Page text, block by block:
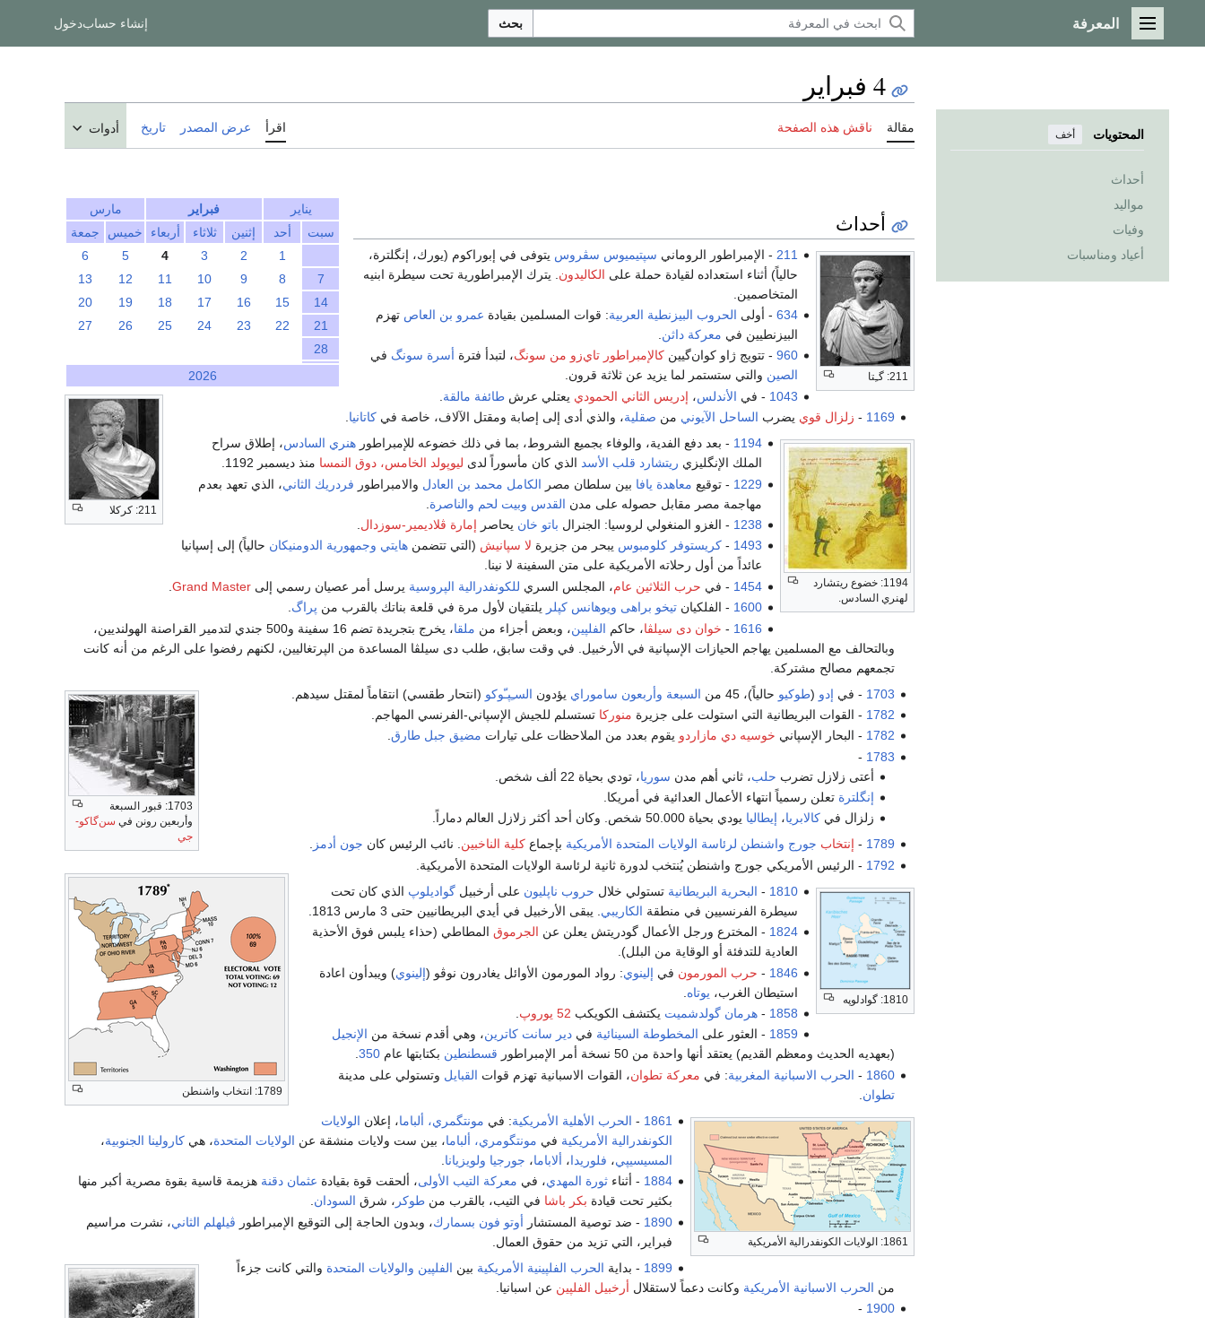
القائمة الرئيسية
المعرفة بحث إنشاء حسابدخول
المحتويات أخف
أحداث
مواليد
وفيات
أعياد ومناسبات
4 فبراير
مقالة ناقش هذه الصفحة اقرأ عرض المصدر تاريخ أدوات
يناير فبراير
مارس
سبت
أحد إثنين ثلاثاء أربعاء خميس
جمعة
1
2
3
4
5
6
7
8
9
10
11
12
13
14
15
16
17
18
19
20
21
22
23
24
25
26
27
28
2026
أحداث
211: گـِتا
211: كركلا
211 - الإمبراطور الروماني سپتيميوس سڤروس يتوفى في إبوراكوم (يورك، إنگلترة،
حالياً) أثناء استعداده لقيادة حملة على الكاليدون . يترك الإمبراطورية تحت سيطرة ابنيه
المتخاصمين.
634- أولى الحروب البيزنطية العربية: قوات المسلمين بقيادة عمرو بن العاص تهزم
البيزنطيين في معركة داثن
960- تتويج ژاو كوان‌گيين كالإمبراطور تاي‌زو من سونگ، لتبدأ فترة أسرة سونگ في
الصين والتي ستستمر لما يزيد عن ثلاثة قرون.
1043 - في الأندلس، إدريس الثاني الحمودي يعتلي عرش طائفة مالقة
1169
- زلزال قوي يضرب الساحل الآيوني من صقلية، والذي أدى إلى إصابة ومقتل الآلاف، خاصة فيكاتانيا
1194: خضوع ريتشارد
لهنري السادس.
1194 - بعد دفع الفدية، والوفاء بجميع الشروط، بما في ذلك خضوعه للإمبراطور هنري السادس، إطلاق سراح
الملك الإنگليزي ريتشارد قلب الأسد الذي كان مأسوراً لدى ليوپولد الخامس، دوق النمسا منذ ديسمبر 1192.
1229 - توقيع معاهدة يافا بين سلطان مصر الكامل محمد بن العادل والامبراطور فردريك الثاني، الذي تعهد بعدم
مهاجمة مصر مقابل حصوله على مدن القدس وبيت لحم والناصرة
1238 - الغزو المنغولي لروسيا: الجنرال باتو خان يحاصر إمارة ڤلاديمير-سوزدال
1493
- كريستوفر كلومبوس يبحر من جزيرة لا سپانيش (التي تتضمن هايتي وجمهورية الدومنيكان حالياً) إلى إسپانيا
عائداً من أول رحلاته الأمريكية على متن السفينة لا نينا.
1454 - في حرب الثلاثين عام، المجلس السري للكونفدرالية الپروسية يرسل أمر عصيان رسمي إلى Grand Master
.
1600 - الفلكيان تيخو براهى ويوهانس كپلر يلتقيان لأول مرة في قلعة بناتك بالقرب من پراگ
1616
- خوان دى سيلڤا، حاكم الفلپين، وبعض أجزاء من ملقا
، يخرج بتجريدة تضم 16 سفينة و500 جندي لتدمير القراصنة الهولنديين،
وبالتحالف مع المسلمين يهاجم الحيازات الإسپانية في الأرخبيل. في وقت سابق، طلب دى سيلڤا المساعدة من الپرتغاليين، لكنهم رفضوا على الرغم من أنه كانت
تجمعهم مصالح مشتركة.
1703: قبور السبعة
وأربعين رونن في سن‌گاكو-
جي
1703 - في إدو (طوكيو حالياً)، 45 من السبعة وأربعون ساموراي يؤدون السـِپـّوكو (انتحار طقسي) انتقاماً لمقتل سيدهم.
1782 - القوات البريطانية التي استولت على جزيرة منوركا تستسلم للجيش الإسپاني-الفرنسي المهاجم.
1782 - البحار الإسپاني خوسيه دي مازاردو يقوم بعدد من الملاحظات على تيارات مضيق جبل طارق.
1783
-
أعتى زلازل تضرب حلب، ثاني أهم مدن سوريا، تودي بحياة 22 ألف شخص.
إنگلترة تعلن رسمياً انتهاء الأعمال العدائية في أمريكا.
زلزال في كالابريا، إيطاليا يودي بحياة 50.000 شخص. وكان أحد أكثر زلازل العالم دماراً.
1789: انتخاب واشنطن
1789
- إنتخاب جورج واشنطن لرئاسة الولايات المتحدة الأمريكية بإجماعكلية الناخبين. نائب الرئيس كان جون أدمز .
1792 - الرئيس الأمريكي جورج واشنطن يُنتخب لدورة ثانية لرئاسة الولايات المتحدة الأمريكية.
1810: گوادلوپه
1810
- البحرية البريطانية تستولي خلال حروب ناپليون على أرخبيل گواديلوپ الذي كان تحت
سيطرة الفرنسيين في منطقة الكاريبي . يبقى الأرخبيل في أيدي البريطانيين حتى 3 مارس 1813.
1824 - المخترع ورجل الأعمال گودريتش يعلن عن الجرموقالمطاطي (حذاء يلبس فوق الأحذية
العادية للتدفئة أو الوقاية من البلل).
1846
- حرب المورمون في إلينوي: رواد المورمون الأوائل يغادرون نوڤو (إلينوي) ويبدأون اعادة
استيطان الغرب، يوتاه
1858
- هرمان گولدشميت يكتشف الكويكب 52 يوروپ
1859 - العثور على المخطوطة السينائية في دير سانت كاترين، وهي أقدم نسخة من الإنجيل
(بعهديه الحديث ومعظم القديم) يعتقد أنها واحدة من 50 نسخة أمر الإمبراطور
قسطنطين بكتابتها عام350
.
1860
- الحرب الاسبانية المغربية: في معركة تطوان، القوات الاسبانية تهزم قوات القبايل وتستولي على مدينة
تطوان
1861: الولايات الكونفدرالية الأمريكية
1861
- الحرب الأهلية الأمريكية: في مونتگمري، ألباما، إعلان الولايات
الكونفدرالية الأمريكية في مونتگومري، ألباما، بين ست ولايات منشقة عن الولايات المتحدة، هي كارولينا الجنوبية،
المسيسيپي، فلوريدا، ألاباما، جورجيا ولويزيانا
1884 - أثناء ثورة المهدي، في معركة التيب الأولى، ألحقت قوة بقيادة عثمان دقنة هزيمة قاسية بقوة مصرية أكبر منها
بكثير تحت قيادة بكر باشا في التيب، بالقرب من طوكر ، شرق السودان.
1890 - ضد توصية المستشار أوتو فون بسمارك، وبدون الحاجة إلى التوقيع الإمبراطور ڤيلهلم الثاني، نشرت مراسيم
فبراير، التي تزيد من حقوق العمال.
1899 - بداية الحرب الفلپينية الأمريكية بين الفلپين والولايات المتحدة والتي كانت جزءاً
من الحرب الاسبانية الأمريكية وكانت دعماً لاستقلال أرخبيل الفلپين عن اسبانيا.
1900
-